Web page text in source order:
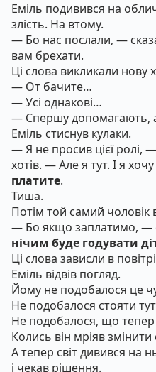
Еміль подивився на
злість. На втому.
— Бо нас послали, —
вам брехати.
Ці слова викликали нову
— От бачите…
— Усі однакові…
— Спершу допомагають,
Еміль стиснув кулаки.
— Я не просив цієї ролі, —
хотів. — Але я тут. І я
платите.
Тиша.
Потім той самий чоловік
— Бо якщо заплатимо, —
нічим буде годувати
Ці слова зависли в
Еміль відвів погляд.
Йому не подобалося це
Не подобалося стояти
Не подобалося, що тепер
Колись він мріяв змінити
А тепер світ дивився на
і чекав рішення.